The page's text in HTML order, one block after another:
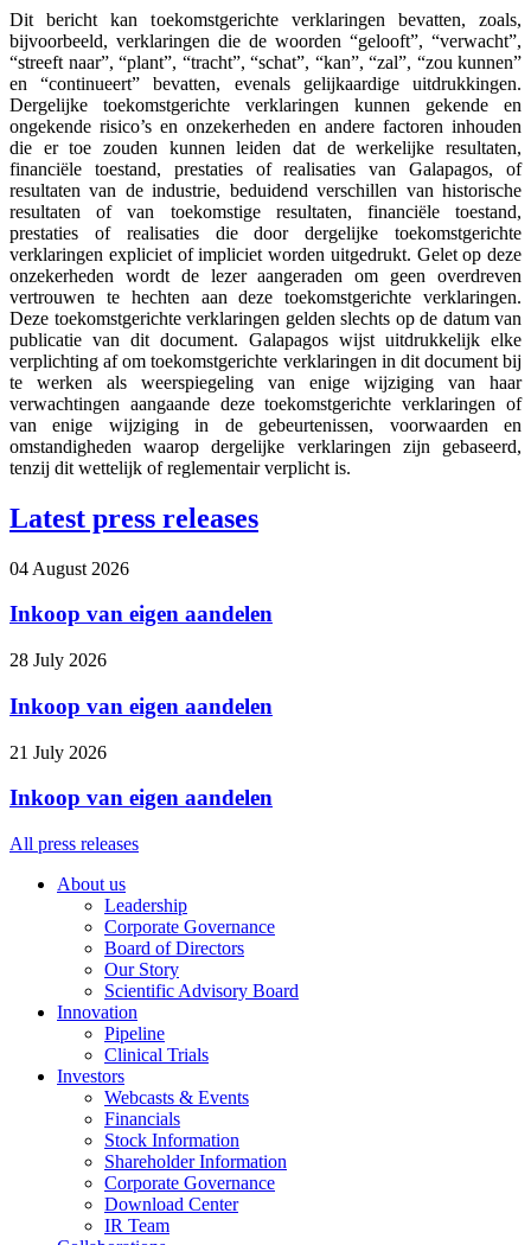
Dit bericht kan toekomstgerichte verklaringen bevatten, zoals,
bijvoorbeeld, verklaringen die de woorden “gelooft”, “verwacht”,
“streeft naar”, “plant”, “tracht”, “schat”, “kan”, “zal”, “zou kunnen”
en “continueert” bevatten, evenals gelijkaardige uitdrukkingen.
Dergelijke toekomstgerichte verklaringen kunnen gekende en
ongekende risico’s en onzekerheden en andere factoren inhouden
die er toe zouden kunnen leiden dat de werkelijke resultaten,
financiële toestand, prestaties of realisaties van Galapagos, of
resultaten van de industrie, beduidend verschillen van historische
resultaten of van toekomstige resultaten, financiële toestand,
prestaties of realisaties die door dergelijke toekomstgerichte
verklaringen expliciet of impliciet worden uitgedrukt. Gelet op deze
onzekerheden wordt de lezer aangeraden om geen overdreven
vertrouwen te hechten aan deze toekomstgerichte verklaringen.
Deze toekomstgerichte verklaringen gelden slechts op de datum van
publicatie van dit document. Galapagos wijst uitdrukkelijk elke
verplichting af om toekomstgerichte verklaringen in dit document bij
te werken als weerspiegeling van enige wijziging van haar
verwachtingen aangaande deze toekomstgerichte verklaringen of
van enige wijziging in de gebeurtenissen, voorwaarden en
omstandigheden waarop dergelijke verklaringen zijn gebaseerd,
tenzij dit wettelijk of reglementair verplicht is.
Latest press releases
04 August 2026
Inkoop van eigen aandelen
28 July 2026
Inkoop van eigen aandelen
21 July 2026
Inkoop van eigen aandelen
All press releases
About us
Leadership
Corporate Governance
Board of Directors
Our Story
Scientific Advisory Board
Innovation
Pipeline
Clinical Trials
Investors
Webcasts & Events
Financials
Stock Information
Shareholder Information
Corporate Governance
Download Center
IR Team